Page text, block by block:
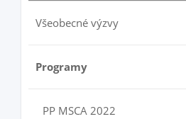
Všeobecné výzvy
Programy
PP MSCA 2022